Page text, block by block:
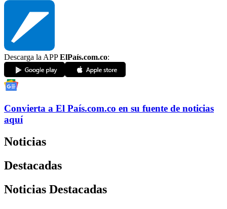
Descarga la APPElPaís.com.co:
Convierta a El País.com.co en su fuente de noticias
aquí
Noticias
Destacadas
Noticias Destacadas